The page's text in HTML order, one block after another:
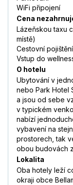
WiFi připojení
Cena
Lázeňskou taxu
místě)
Cestovní pojištění
Vstup do
O hotelu
Ubytování v
nebo Park Hotel
a jsou od sebe
v typickém
nabízí
vybavení na
prostorech, tak
obou budovách
Lokalita
Oba hotely leží
okraji obce